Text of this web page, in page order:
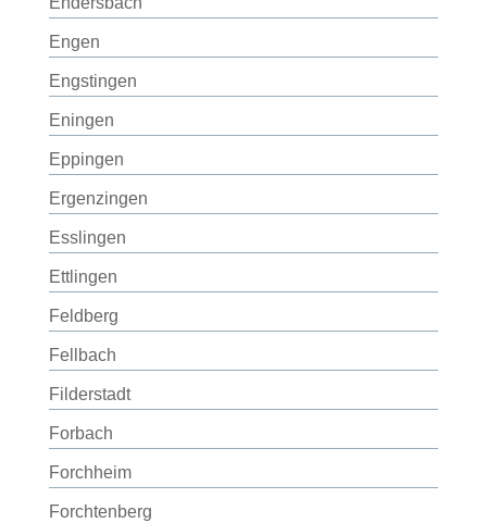
Engen
Engstingen
Eningen
Eppingen
Ergenzingen
Esslingen
Ettlingen
Feldberg
Fellbach
Filderstadt
Forbach
Forchheim
Forchtenberg